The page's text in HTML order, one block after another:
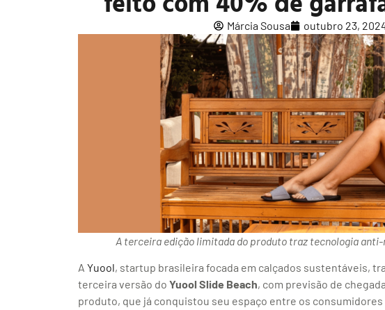
Márcia Sousa outubro 23,
A terceira edição limitada do produto traz tecnologia
A Yuool, startup brasileira focada em calçados sustentáveis,
terceira versão do Yuool Slide Beach, com previsão de
produto, que já conquistou seu espaço entre os consumidores